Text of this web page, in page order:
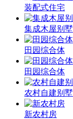
装配式住宅
集成木屋别墅
田园综合体
田园综合体
农村自建别墅
新农村房